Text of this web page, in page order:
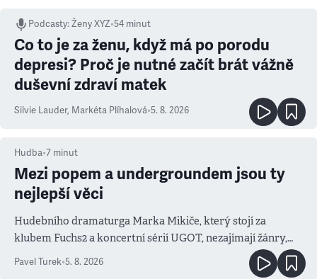
Podcasty:Ženy XYZ•54 minut
Co to je za ženu, když má po porodu
depresi? Proč je nutné začít brát vážně
duševní zdraví matek
Silvie Lauder, Markéta Plíhalová•5. 8. 2026
Hudba•7 minut
Mezi popem a undergroundem jsou ty
nejlepší věci
Hudebního dramaturga Marka Mikiče, který stojí za
klubem Fuchs2 a koncertní sérií UGOT, nezajímají žánry,
ale atmosféra
Pavel Turek•5. 8. 2026